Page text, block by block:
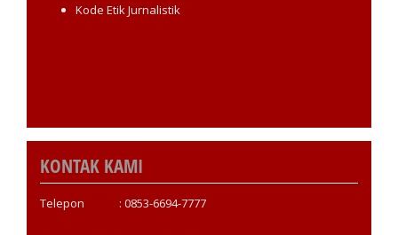
Kode Etik Jurnalistik
KONTAK KAMI
Telepon : 0853-6694-7777